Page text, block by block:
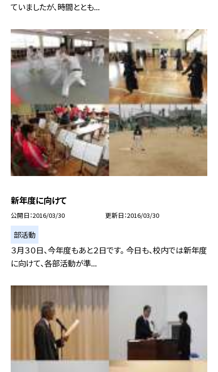
ていましたが、時間ととも...
新年度に向けて
公開日 2016/03/30 更新日 2016/03/30
部活動
３月３０日、今年度もあと２日です。 今日も、校内では新年度
に向けて、各部活動が準...